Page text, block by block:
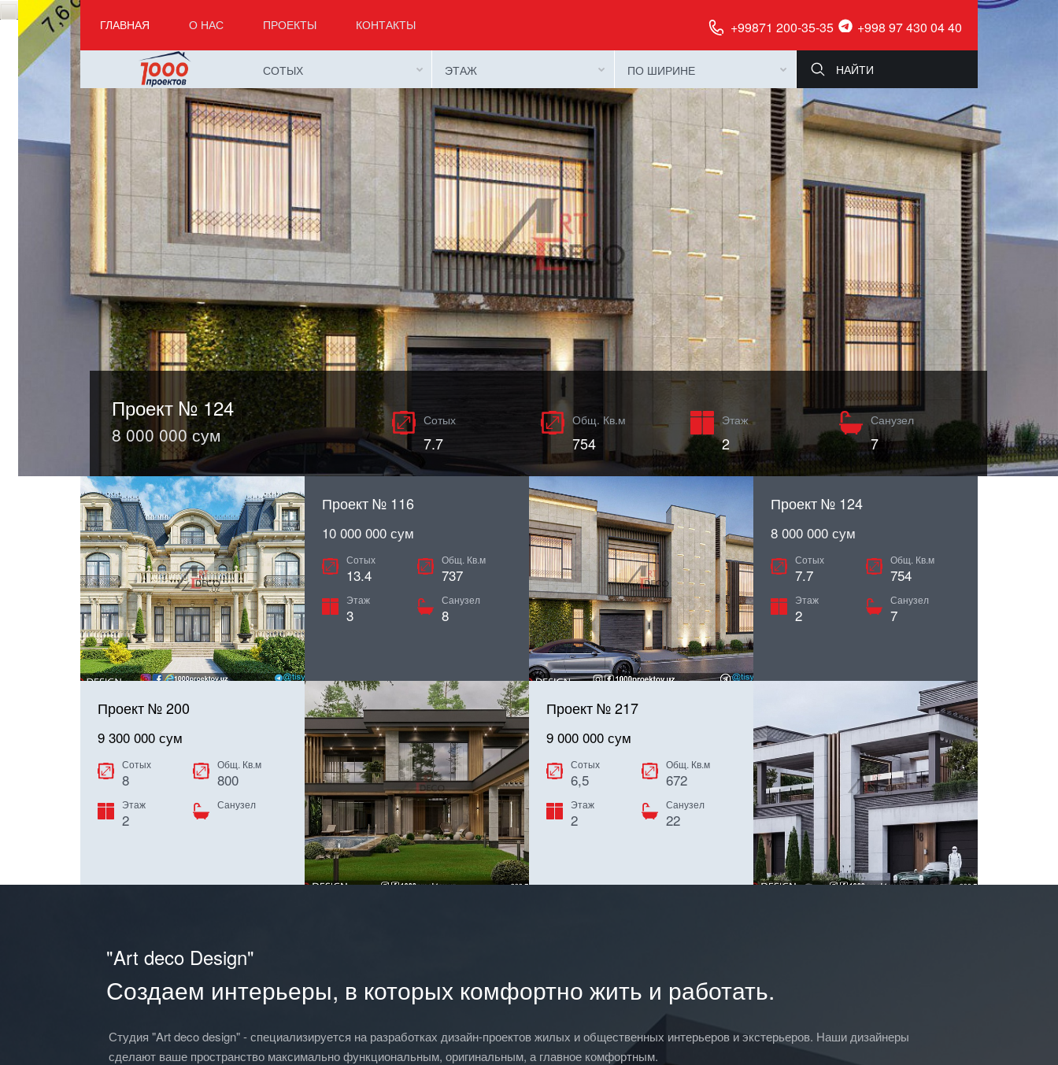
ГЛАВНАЯ О НАС ПРОЕКТЫ КОНТАКТЫ +99871 200-35-35 +998 97 430 04 40
СОТЫХ ЭТАЖ ПО ШИРИНЕ
Проект № 116
10 000 000 сум
Сотых
13.4
Общ. Кв.м
737
Этаж
3
Санузел
8
Проект № 124
8 000 000 сум
Сотых
7.7
Общ. Кв.м
754
Этаж
2
Санузел
7
Проект № 200
9 300 000 сум
Сотых
8
Общ. Кв.м
800
Этаж
2
Санузел
Проект № 116
10 000 000 сум
Сотых
13.4
Общ. Кв.м
737
Этаж
3
Санузел
8
Проект № 124
8 000 000 сум
Сотых
7.7
Общ. Кв.м
754
Этаж
2
Санузел
7
Проект № 200
9 300 000 сум
Сотых
8
Общ. Кв.м
800
Этаж
2
Санузел
Проект № 217
9 000 000 сум
Сотых
6,5
Общ. Кв.м
672
Этаж
2
Санузел
22
"Art deco Design"
Создаем интерьеры, в которых комфортно жить и работать.
Студия "Art deco design" - специализируется на разработках дизайн-проектов жилых и общественных интерьеров и экстерьеров. Наши дизайнеры
сделают ваше пространство максимально функциональным, оригинальным, а главное комфортным.